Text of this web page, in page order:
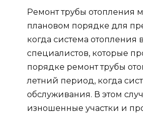
Ремонт трубы отопления
плановом порядке для
когда система отопления
специалистов, которые
порядке ремонт трубы
летний период, когда
обслуживания. В этом
изношенные участки и